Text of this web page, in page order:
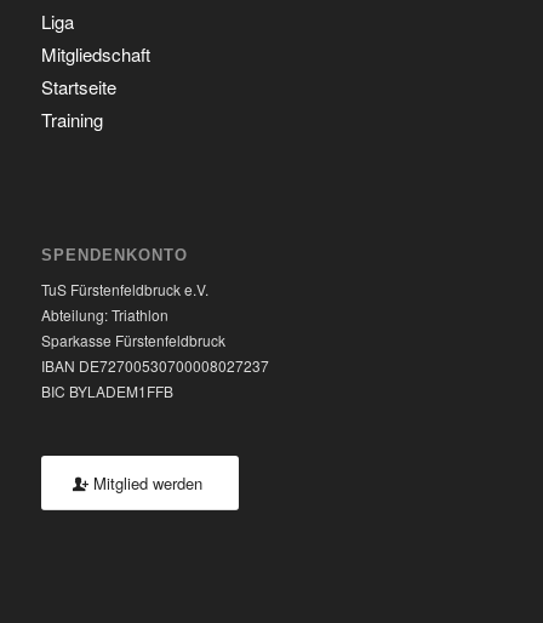
Liga
Mitgliedschaft
Startseite
Training
SPENDENKONTO
TuS Fürstenfeldbruck e.V.
Abteilung: Triathlon
Sparkasse Fürstenfeldbruck
IBAN DE72700530700008027237
BIC BYLADEM1FFB
Mitglied werden